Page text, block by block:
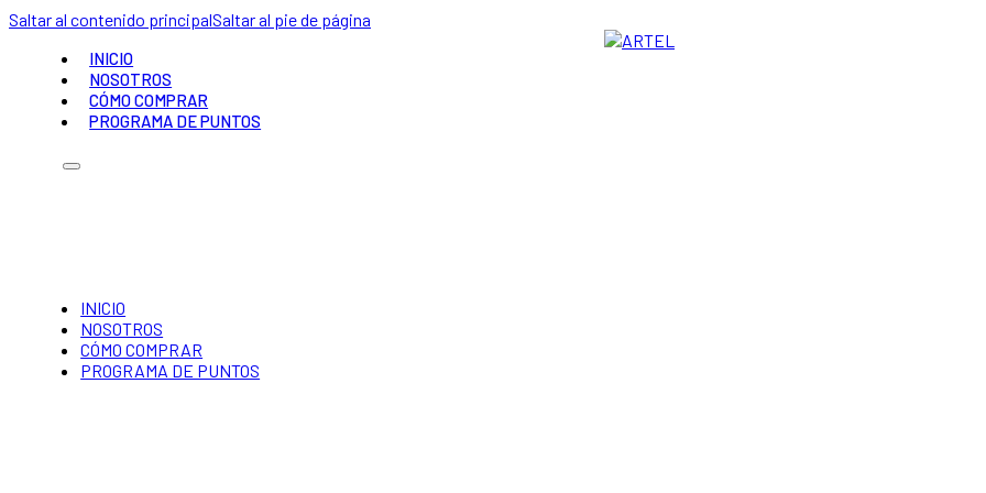
Saltar al contenido principalSaltar al pie de página
INICIO
NOSOTROS
CÓMO COMPRAR
PROGRAMA DE PUNTOS
INICIO
NOSOTROS
CÓMO COMPRAR
PROGRAMA DE PUNTOS